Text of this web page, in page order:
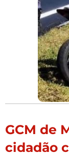
GCM de
cidadão